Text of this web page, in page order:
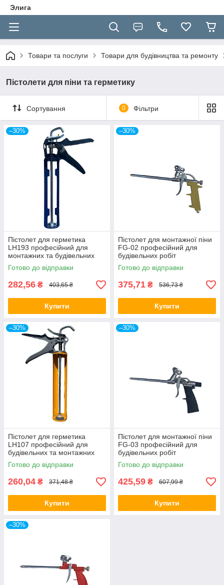
Элига
Товари та послуги Товари для будівництва та ремонту
Пістолети для піни та герметику
Сортування 0 Фільтри
–30%
Пістолет для герметика
LH193 професійний для
монтажних та будівельних
робіт
Готово до відправки
282,56 ₴ 403,65 ₴
Купити
–30%
Пістолет для монтажної піни
FG-02 професійний для
будівельних робіт
Готово до відправки
375,71 ₴ 536,73 ₴
Купити
–30%
Пістолет для герметика
LH107 професійний для
будівельних та монтажних
робіт
Готово до відправки
260,04 ₴ 371,48 ₴
Купити
–30%
Пістолет для монтажної піни
FG-03 професійний для
будівельних робіт
Готово до відправки
425,59 ₴ 607,99 ₴
Купити
–30%